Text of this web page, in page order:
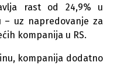
rast od 24,9% u
uz napredovanje za
kompanija u RS.
kompanija dodatno